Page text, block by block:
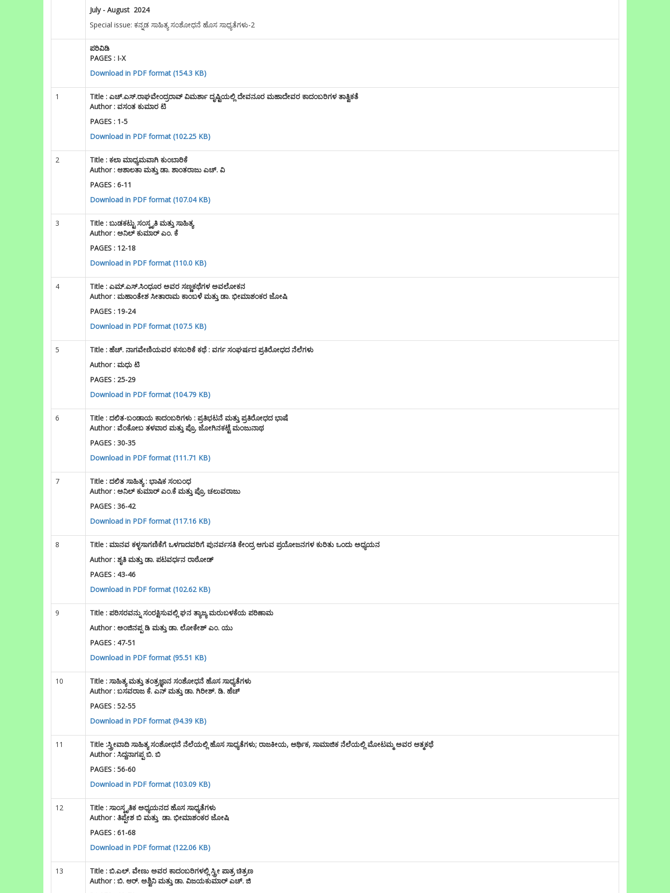
July - August 2024
Special issue: ಕನ್ನಡ ಸಾಹಿತ್ಯ ಸಂಶೋಧನೆ ಹೊಸ ಸಾಧ್ಯತೆಗಳು-2
ಪರಿವಿಡಿ
PAGES : I-X
Download in PDF format (154.3 KB)
1 Title : ಎಚ್.ಎಸ್.ರಾಘವೇಂದ್ರರಾವ್ ವಿಮರ್ಶಾ ದೃಷ್ಟಿಯಲ್ಲಿ ದೇವನೂರ ಮಹಾದೇವರ ಕಾದಂಬರಿಗಳ ತಾತ್ವಿಕತೆ
Author : ವಸಂತ ಕುಮಾರ ಟಿ
PAGES : 1-5
Download in PDF format (102.25 KB)
2 Title : ಕಲಾ ಮಾಧ್ಯಮವಾಗಿ ಕುಂಬಾರಿಕೆ
Author : ಆಶಾಲತಾ ಮತ್ತು ಡಾ. ಶಾಂತರಾಜು ಎಚ್. ವಿ
PAGES : 6-11
Download in PDF format (107.04 KB)
3 Title : ಬುಡಕಟ್ಟು ಸಂಸ್ಕೃತಿ ಮತ್ತು ಸಾಹಿತ್ಯ
Author : ಅನಿಲ್ ಕುಮಾರ್ ಎಂ. ಕೆ
PAGES : 12-18
Download in PDF format (110.0 KB)
4 Title : ಎಮ್.ಎಸ್.ಸಿಂಧೂರ ಅವರ ಸಣ್ಣಕಥೆಗಳ ಅವಲೋಕನ
Author : ಮಹಾಂತೇಶ ಸೀತಾರಾಮ ಕಾಂಬಳೆ ಮತ್ತು ಡಾ. ಭೀಮಾಶಂಕರ ಜೋಷಿ
PAGES : 19-24
Download in PDF format (107.5 KB)
5 Title : ಹೆಚ್. ನಾಗವೇಣಿಯವರ ಕಸಬರಿಕೆ ಕಥೆ : ವರ್ಗ ಸಂಘರ್ಷದ ಪ್ರತಿರೋಧದ ನೆಲೆಗಳು
Author : ಮಧು ಟಿ
PAGES : 25-29
Download in PDF format (104.79 KB)
6 Title : ದಲಿತ-ಬಂಡಾಯ ಕಾದಂಬರಿಗಳು : ಪ್ರತಿಭಟನೆ ಮತ್ತು ಪ್ರತಿರೋಧದ ಭಾಷೆ
Author : ವೆಂಕೋಬ ತಳವಾರ ಮತ್ತು ಪ್ರೊ. ಜೋಗಿನಕಟ್ಟೆ ಮಂಜುನಾಥ
PAGES : 30-35
Download in PDF format (111.71 KB)
7 Title : ದಲಿತ ಸಾಹಿತ್ಯ : ಭಾಷಿಕ ಸಂಬಂಧ
Author : ಅನಿಲ್ ಕುಮಾರ್ ಎಂ.ಕೆ ಮತ್ತು ಪ್ರೊ. ಚಲುವರಾಜು
PAGES : 36-42
Download in PDF format (117.16 KB)
8 Title : ಮಾನವ ಕಳ್ಳಸಾಗಣಿಕೆಗೆ ಒಳಗಾದವರಿಗೆ ಪುನರ್ವಸತಿ ಕೇಂದ್ರ ಆಗುವ ಪ್ರಯೋಜನಗಳ ಕುರಿತು ಒಂದು ಅಧ್ಯಯನ
Author : ಶೃತಿ ಮತ್ತು ಡಾ. ಪಟವರ್ಧನ ರಾಠೋಡ್
PAGES : 43-46
Download in PDF format (102.62 KB)
9
Title : ಪರಿಸರವನ್ನು ಸಂರಕ್ಷಿಸುವಲ್ಲಿ ಘನ ತ್ಯಾಜ್ಯ ಮರುಬಳಕೆಯ ಪರಿಣಾಮ
Author : ಅಂಜಿನಪ್ಪ ಡಿ ಮತ್ತು ಡಾ. ಲೋಕೇಶ್ ಎಂ. ಯು
PAGES : 47-51
Download in PDF format (95.51 KB)
10 Title : ಸಾಹಿತ್ಯ ಮತ್ತು ತಂತ್ರಜ್ಞಾನ ಸಂಶೋಧನೆ ಹೊಸ ಸಾಧ್ಯತೆಗಳು
Author : ಬಸವರಾಜ ಕೆ. ಎನ್ ಮತ್ತು ಡಾ. ಗಿರೀಶ್. ಡಿ. ಹೆಚ್
PAGES : 52-55
Download in PDF format (94.39 KB)
11 Title :ಸ್ತ್ರೀವಾದಿಸಾಹಿತ್ಯ ಸಂಶೋಧನೆ ನೆಲೆಯಲ್ಲಿ ಹೊಸ ಸಾಧ್ಯತೆಗಳು; ರಾಜಕೀಯ, ಆರ್ಥಿಕ, ಸಾಮಾಜಿಕ ನೆಲೆಯಲ್ಲಿ ಮೋಟಮ್ಮ ಅವರ ಆತ್ಮಕಥೆ
Author : ಸಿದ್ದನಾಗಪ್ಪ ಬಿ. ಬಿ
PAGES : 56-60
Download in PDF format (103.09 KB)
12 Title : ಸಾಂಸ್ಕೃತಿಕ ಅಧ್ಯಯನದ ಹೊಸ ಸಾಧ್ಯತೆಗಳು
Author : ತಿಪ್ಪೇಶ ಬಿ ಮತ್ತು ಡಾ. ಭೀಮಾಶಂಕರ ಜೋಷಿ
PAGES : 61-68
Download in PDF format (122.06 KB)
13
Title : ಬಿ.ಎಲ್. ವೇಣು ಅವರ ಕಾದಂಬರಿಗಳಲ್ಲಿ ಸ್ತ್ರೀ ಪಾತ್ರ ಚಿತ್ರಣ
Author : ಬಿ. ಆರ್. ಅಶ್ವಿನಿ ಮತ್ತು ಡಾ. ವಿಜಯಕುಮಾರ್ ಎಚ್. ಜಿ